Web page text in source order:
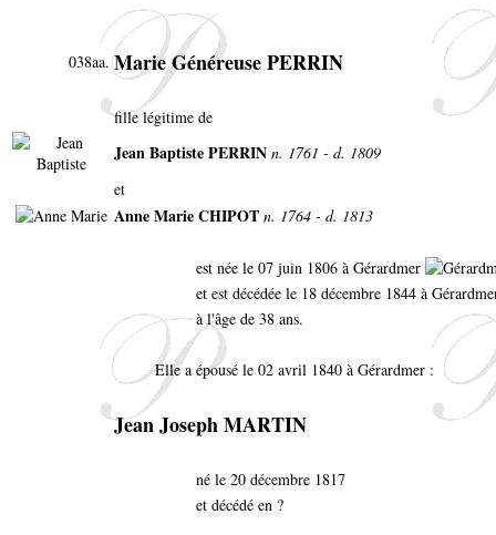
038aa. Marie Généreuse PERRIN
fille légitime de
Jean Baptiste PERRIN n. 1761 - d. 1809
et
Anne Marie CHIPOT n. 1764 - d. 1813
est née le 07 juin 1806 à Gérardmer
et est décédée le 18 décembre 1844 à
à l'âge de 38 ans.
Elle a épousé le 02 avril 1840 à Gérardmer :
Jean Joseph MARTIN
né le 20 décembre 1817
et décédé en ?